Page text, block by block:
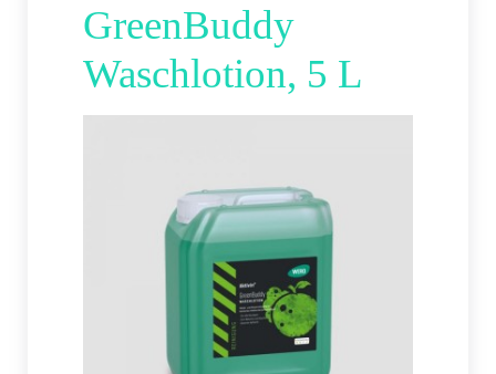
GreenBuddy
Waschlotion, 5 L